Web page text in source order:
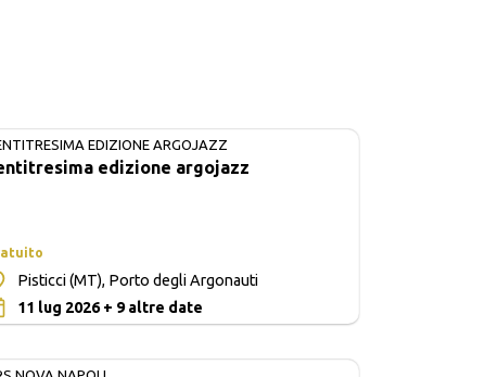
EDIZIONE ARGOJAZZ
edizione argojazz
Pisticci (MT), Porto degli Argonauti
11 lug 2026 + 9 altre date